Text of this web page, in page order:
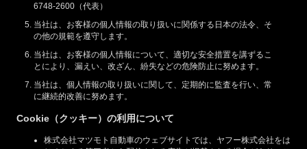
6748-2600（代表）
当社は、お客様の個人情報の取り扱いに関係する日本の法令、そ
の他の規範を遵守します。
当社は、お客様の個人情報について、適切な安全措置を講ずるこ
とにより、漏えい、改ざん、紛失などの危険防止に努めます。
当社は、個人情報の取り扱いに関して、定期的に監査を行い、常
に継続的改善に努めます。
Cookie（クッキー）の利用について
株式会社マツモト自動車のウェブサイトでは、ヤフー株式会社をは